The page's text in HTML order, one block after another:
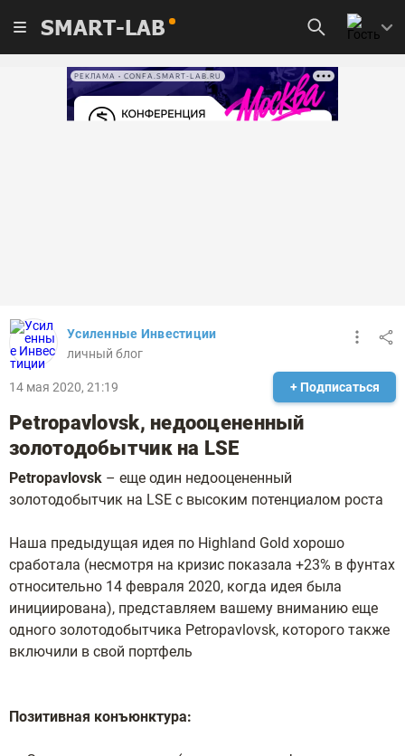
SMART-LAB
РЕКЛАМА • CONFA.SMART-LAB.RU
Усиленные Инвестиции
личный блог
14 мая 2020, 21:19 + Подписаться
Petropavlovsk, недооцененный
золотодобытчик на LSE
Petropavlovsk – еще один недооцененный
золотодобытчик на LSE с высоким потенциалом роста
Наша предыдущая идея по Highland Gold хорошо
сработала (несмотря на кризис показала +23% в фунтах
относительно 14 февраля 2020, когда идея была
инициирована), представляем вашему вниманию еще
одного золотодобытчика Petropavlovsk, которого также
включили в свой портфель
Позитивная конъюнктура: